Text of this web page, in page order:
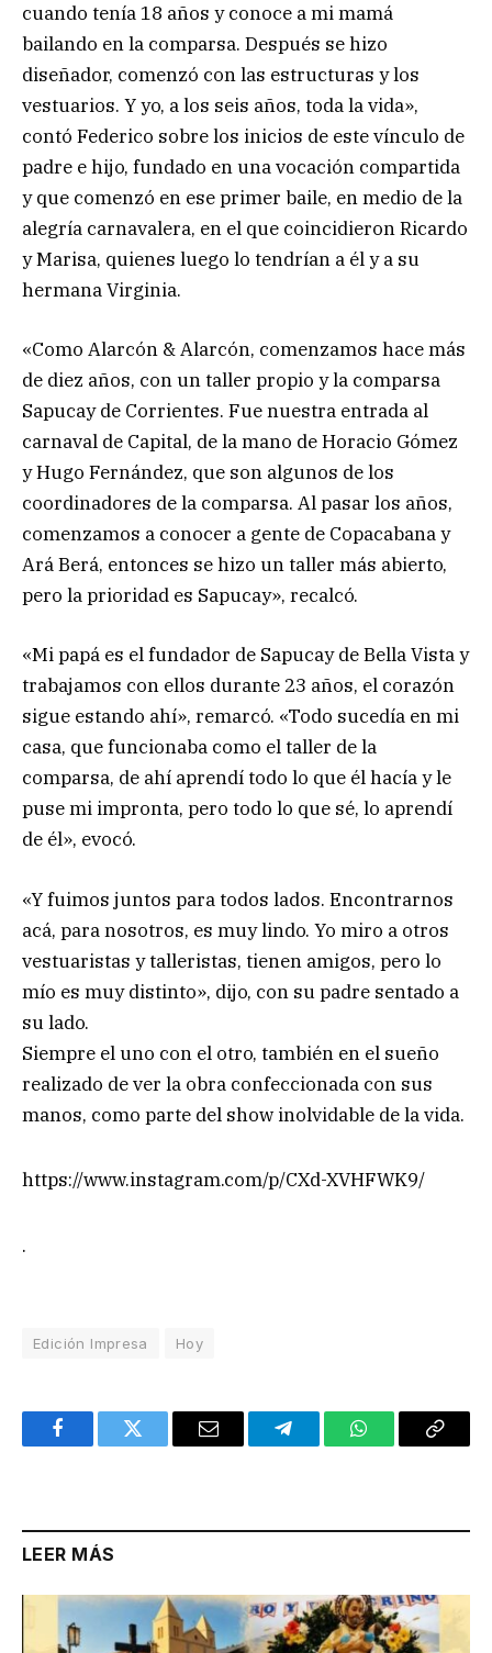
cuando tenía 18 años y conoce a mi mamá
bailando en la comparsa. Después se hizo
diseñador, comenzó con las estructuras y los
vestuarios. Y yo, a los seis años, toda la vida»,
contó Federico sobre los inicios de este vínculo de
padre e hijo, fundado en una vocación compartida
y que comenzó en ese primer baile, en medio de la
alegría carnavalera, en el que coincidieron Ricardo
y Marisa, quienes luego lo tendrían a él y a su
hermana Virginia.
«Como Alarcón & Alarcón, comenzamos hace más
de diez años, con un taller propio y la comparsa
Sapucay de Corrientes. Fue nuestra entrada al
carnaval de Capital, de la mano de Horacio Gómez
y Hugo Fernández, que son algunos de los
coordinadores de la comparsa. Al pasar los años,
comenzamos a conocer a gente de Copacabana y
Ará Berá, entonces se hizo un taller más abierto,
pero la prioridad es Sapucay», recalcó.
«Mi papá es el fundador de Sapucay de Bella Vista y
trabajamos con ellos durante 23 años, el corazón
sigue estando ahí», remarcó. «Todo sucedía en mi
casa, que funcionaba como el taller de la
comparsa, de ahí aprendí todo lo que él hacía y le
puse mi impronta, pero todo lo que sé, lo aprendí
de él», evocó.
«Y fuimos juntos para todos lados. Encontrarnos
acá, para nosotros, es muy lindo. Yo miro a otros
vestuaristas y talleristas, tienen amigos, pero lo
mío es muy distinto», dijo, con su padre sentado a
su lado.
Siempre el uno con el otro, también en el sueño
realizado de ver la obra confeccionada con sus
manos, como parte del show inolvidable de la vida.
https://www.instagram.com/p/CXd-XVHFWK9/
.
Edición Impresa Hoy
FacebookTwitter Email TelegramWhatsAppCopy
LEER MÁS